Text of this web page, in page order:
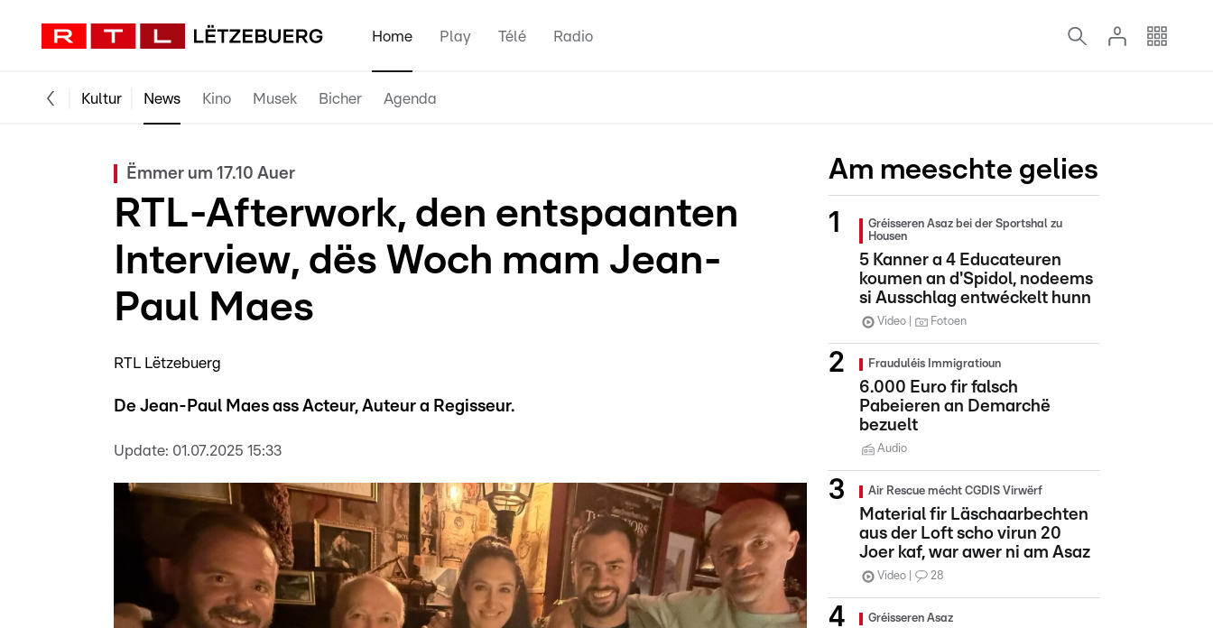
Home Play Télé Radio
Kultur News Kino Musek Bicher Agenda
Ëmmer um 17.10 Auer
RTL-Afterwork, den entspaanten
Interview, dës Woch mam Jean-
Paul Maes
RTL Lëtzebuerg
De Jean-Paul Maes ass Acteur, Auteur a Regisseur.
Update: 01.07.2025 15:33
Am meeschte gelies
Gréisseren Asaz bei der Sportshal zu
Housen
5 Kanner a 4 Educateuren
koumen an d'Spidol, nodeems
si Ausschlag entwéckelt hunn
Video Fotoen
Frauduléis Immigratioun
6.000 Euro fir falsch
Pabeieren an Demarchë
bezuelt
Audio
Air Rescue mécht CGDIS Virwërf
Material fir Läschaarbechten
aus der Loft scho virun 20
Joer kaf, war awer ni am Asaz
Video 28
Gréisseren Asaz